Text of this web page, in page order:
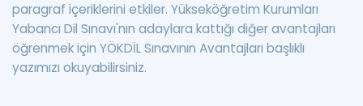
paragraf içeriklerini etkiler. Yükseköğretim Kurumları
Yabancı Dil Sınavı'nın adaylara kattığı diğer avantajları
öğrenmek için YÖKDİL Sınavının Avantajları başlıklı
yazımızı okuyabilirsiniz.